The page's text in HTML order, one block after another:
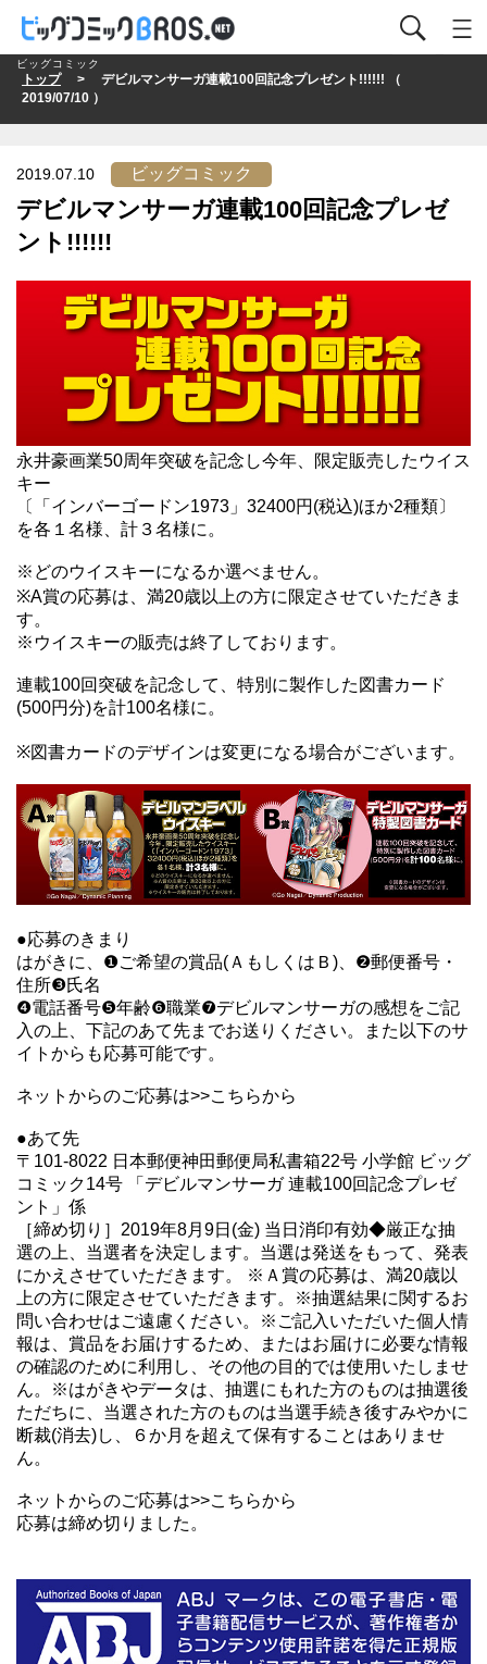
トップ> デビルマンサーガ連載100回記念プレゼント!!!!!! （
2019/07/10 ）
ビッグコミック
2019.07.10
デビルマンサーガ連載100回記念プレゼ
ント!!!!!!
ビッグコミック
永井豪画業50周年突破を記念し今年、限定販売したウイス
キー
〔「インバーゴードン1973」32400円(税込)ほか2種類〕
を各１名様、計３名様に。
※どのウイスキーになるか選べません。
※A賞の応募は、満20歳以上の方に限定させていただきま
す。
※ウイスキーの販売は終了しております。
連載100回突破を記念して、特別に製作した図書カード
(500円分)を計100名様に。
※図書カードのデザインは変更になる場合がございます。
●応募のきまり
はがきに、❶ご希望の賞品(ＡもしくはＢ)、❷郵便番号・
住所❸氏名
❹電話番号❺年齢❻職業❼デビルマンサーガの感想をご記
入の上、下記のあて先までお送りください。また以下のサ
イトからも応募可能です。
ネットからのご応募は>>こちらから
●あて先
〒101-8022 日本郵便神田郵便局私書箱22号 小学館 ビッグ
コミック14号 「デビルマンサーガ 連載100回記念プレゼ
ント」係
［締め切り］2019年8月9日(金) 当日消印有効◆厳正な抽
選の上、当選者を決定します。当選は発送をもって、発表
にかえさせていただきます。 ※Ａ賞の応募は、満20歳以
上の方に限定させていただきます。※抽選結果に関するお
問い合わせはご遠慮ください。※ご記入いただいた個人情
報は、賞品をお届けするため、またはお届けに必要な情報
の確認のために利用し、その他の目的では使用いたしませ
ん。※はがきやデータは、抽選にもれた方のものは抽選後
ただちに、当選された方のものは当選手続き後すみやかに
断裁(消去)し、６か月を超えて保有することはありませ
ん。
ネットからのご応募は>>こちらから
応募は締め切りました。